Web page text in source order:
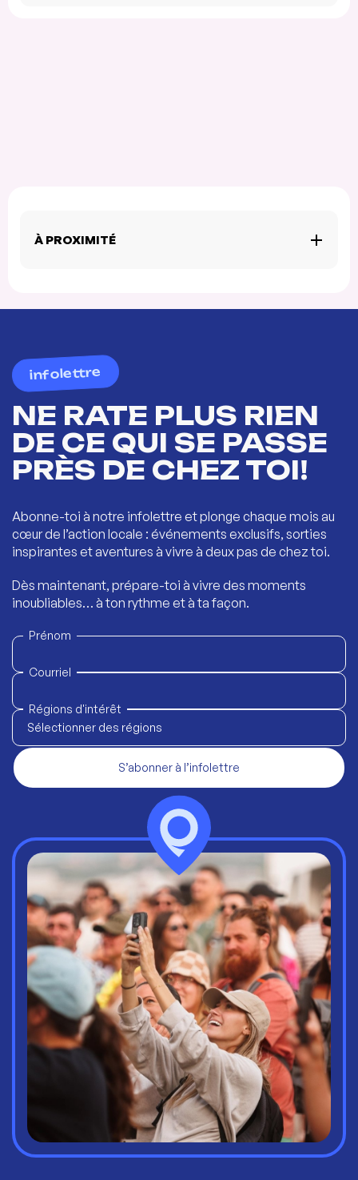
À PROXIMITÉ
infolettre
NE RATE PLUS RIEN
DE CE QUI SE PASSE
PRÈS DE CHEZ TOI!
Abonne-toi à notre infolettre et plonge chaque mois au
cœur de l’action locale : événements exclusifs, sorties
inspirantes et aventures à vivre à deux pas de chez toi.
Dès maintenant, prépare-toi à vivre des moments
inoubliables… à ton rythme et à ta façon.
Prénom
Courriel
Régions d'intérêt
Sélectionner des régions
S’abonner à l’infolettre